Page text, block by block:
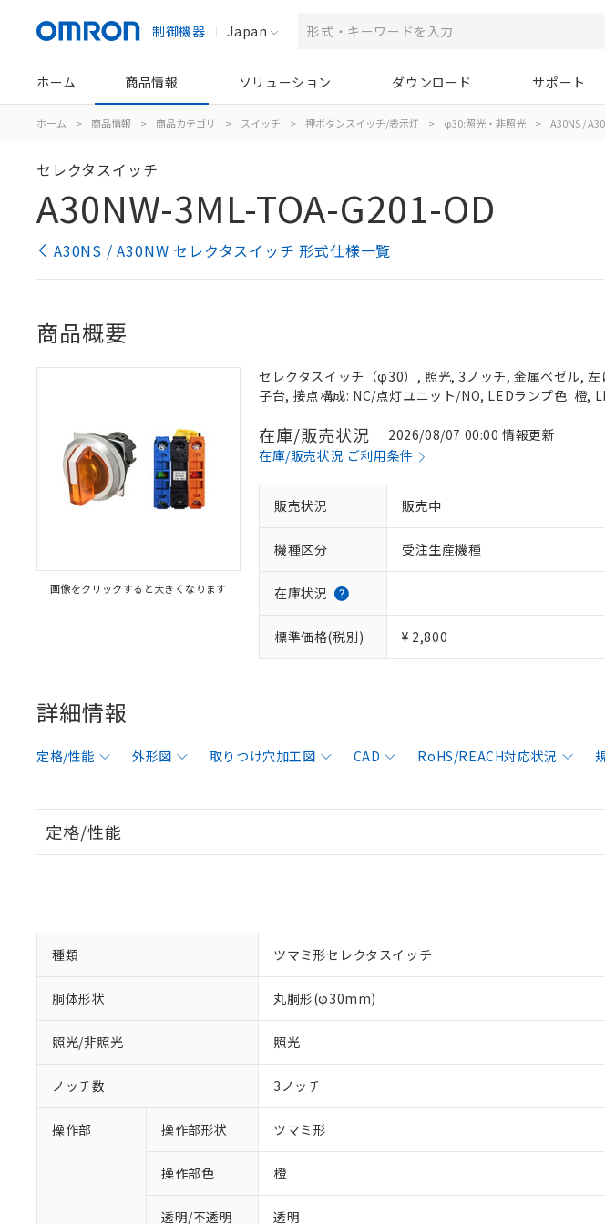
制御機器 Japan
ホーム 商品情報 ソリューション ダウンロード サポート
ホーム > 商品情報 > 商品カテゴリ > スイッチ > 押ボタンスイッチ/表示灯 > φ30:照光・非照光 > A30NS /
セレクタスイッチ
A30NW-3ML-TOA-G201-OD
A30NS / A30NW セレクタスイッチ 形式仕様一覧
商品概要
画像をクリックすると大きくなります
セレクタスイッチ（φ30）, 照光, 3ノッチ, 金属ベゼル,
子台, 接点構成: NC/点灯ユニット/NO, LEDランプ色: 橙,
在庫/販売状況
2026/08/07 00:00 情報更新
在庫/販売状況 ご利用条件
販売状況 販売中
機種区分 受注生産機種
在庫状況
標準価格(税別) ¥ 2,800
詳細情報
定格/性能 外形図 取りつけ穴加工図 CAD RoHS/REACH対応状況
定格/性能
種類 ツマミ形セレクタスイッチ
胴体形状 丸胴形(φ30mm)
照光/非照光 照光
ノッチ数 3ノッチ
操作部 操作部形状 ツマミ形
操作部色 橙
透明/不透明 透明